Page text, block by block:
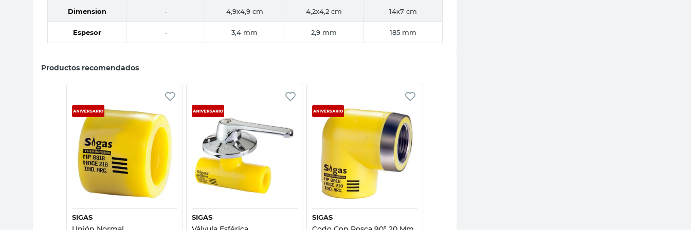
Dimension - 4,9x4,9 cm 4,2x4,2 cm 14x7 cm
Espesor - 3,4 mm 2,9 mm 185 mm
Productos recomendados
Vista rápida
SIGAS
Vista rápida
SIGAS
Vista rápida
SIGAS